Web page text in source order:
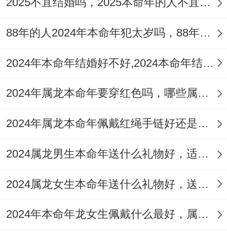
助吉星跟吉祥物的力量、为婚礼增添一份喜
命年相关的元素或吉祥物 - 如红色装饰、同
自己生肖相合的摆件或随身佩戴辅助感情
为感情婚姻保驾护航，减少不利桃花滋扰 -
四、调整心态
2025不宜结婚吗，2025本命年的人不宜结婚怎么破解
88年的人2024年本命年犯太岁吗，88年龙2024怎样做提升婚姻运
2024年本命年结婚好不好,2024本命年结婚记住5点轻松应对
2024年属龙本命年要穿红色吗，哪些属龙的2024本命年不能穿红色
2024年属龙本命年佩戴红绳手链好还是朱砂好，佩戴哪个最好运
2024属龙男生本命年送什么礼物好，适合送属龙男生本命年的礼物
2024属龙女生本命年送什么礼物好，送属龙女生本命年礼物推荐
2024年本命年龙女生佩戴什么最好，属龙女2024龙年戴什么物件最好运